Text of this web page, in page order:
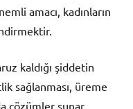
amacı, kadınların
kaldığı şiddetin
sağlanması, üreme
çözümler sunar.